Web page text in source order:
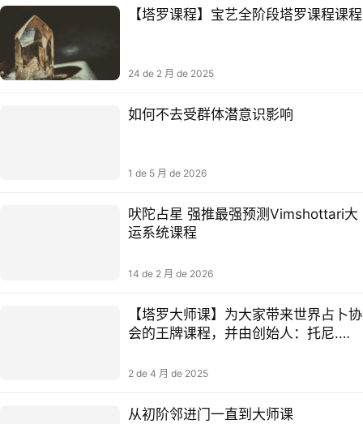
【塔罗课程】宝艺全阶段塔罗课程课程
24 de 2 月 de 2025
如何不去受群体潜意识影响
1 de 5 月 de 2026
吠陀占星 强推最强预测Vimshottari大
运系统课程
14 de 2 月 de 2026
【塔罗大师课】为大家带来世界占卜协
会的王牌课程，并由创始人：托尼.萨
级认证课程
2 de 4 月 de 2025
从初阶邻进门一直到大师课